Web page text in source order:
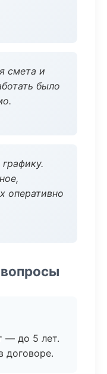
смета и
было
оперативно
— до 5 лет.
договоре.